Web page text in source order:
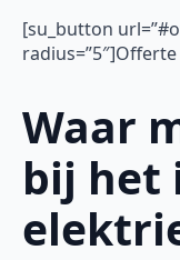
[su_button
Waar
bij het